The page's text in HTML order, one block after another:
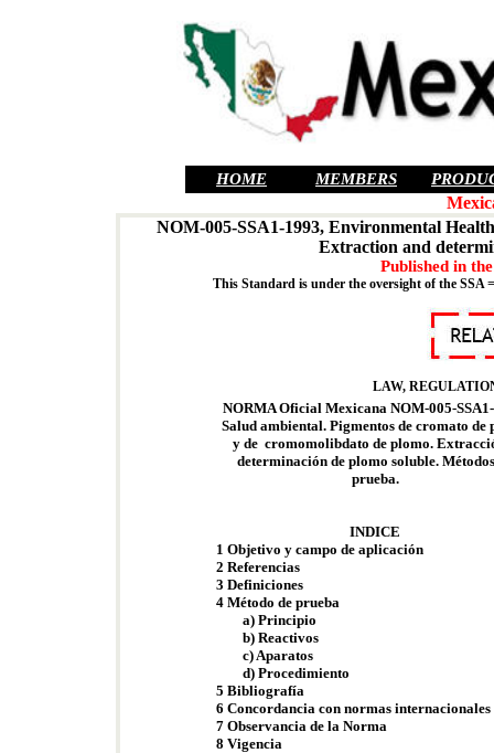
HOME MEMBERS
NOM-005-SSA1-1993, Environmental
Extraction and
Published in
This Standard is under the oversight of the SSA
LAW,
NORMA Oficial Mexicana NOM-005-
Salud ambiental. Pigmentos de cromato de
y de cromomolibdato de plomo.
determinación de plomo soluble.
prueba.
INDICE
1 Objetivo y campo de aplicación
2 Referencias
3 Definiciones
4 Método de prueba
a) Principio
b) Reactivos
c) Aparatos
d) Procedimiento
5 Bibliografía
6 Concordancia con normas internacionales
7 Observancia de la Norma
8 Vigencia